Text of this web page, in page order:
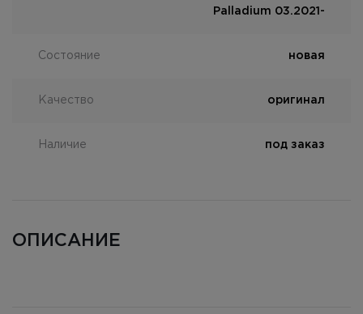
Palladium 03.2021-
Состояние новая
Качество оригинал
Наличие под заказ
ОПИСАНИЕ